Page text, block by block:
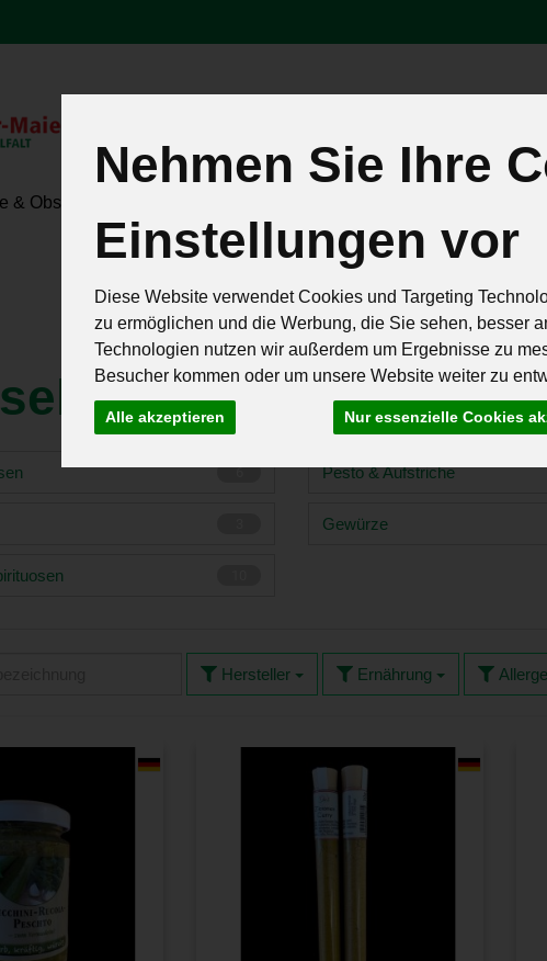
Nehmen Sie Ihre
Einstellungen vor
Diese Website verwendet Cookies und Targeting
zu ermöglichen und die Werbung, die Sie sehen, besser
Technologien nutzen wir außerdem um Ergebnisse zu
Besucher kommen oder um unsere Website weiter zu
Alle akzeptieren Nur essenzielle Cookies
& Obst
Rezepte
79 von 257
6 Pesto & Aufstriche
Gewürze
Hersteller Ernährung